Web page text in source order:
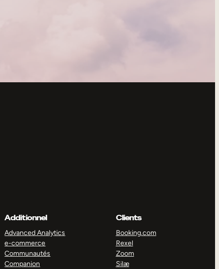
Additionnel
Advanced Analytics
e-commerce
Communautés
Companion
Clients
Booking.com
Rexel
Zoom
Silæ